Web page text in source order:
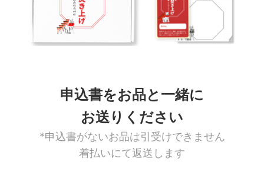
申込書をお品と一緒に
お送りください
*申込書がないお品は引受けできません
着払いにて返送します